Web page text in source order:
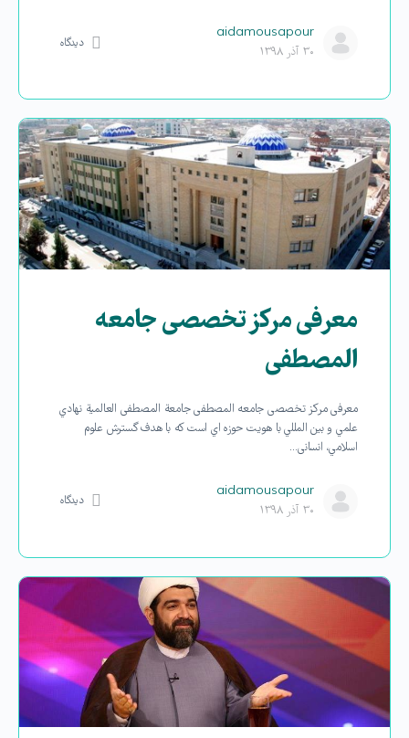
aidamousapour
۳۰ آذر ۱۳۹۸
دیدگاه
معرفی مرکز تخصصی جامعه
المصطفی
معرفی مرکز تخصصی جامعه المصطفی جامعة المصطفی العالمية نهادي
علمي و بين المللي با هويت حوزه اي است که با هدف گسترش علوم
اسلامي، انسانی…
aidamousapour
۳۰ آذر ۱۳۹۸
دیدگاه